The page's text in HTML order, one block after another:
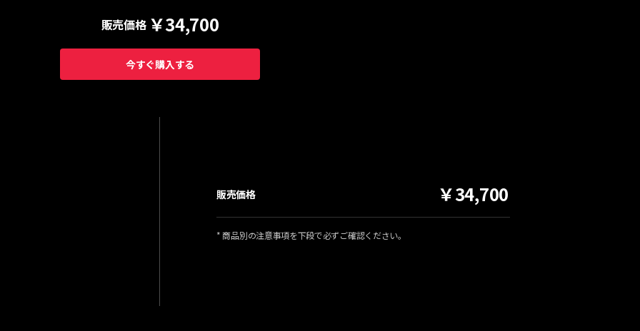
販売価格 ￥34,700
今すぐ購入する
販売価格 ￥34,700
* 商品別の注意事項を下段で必ずご確認ください。